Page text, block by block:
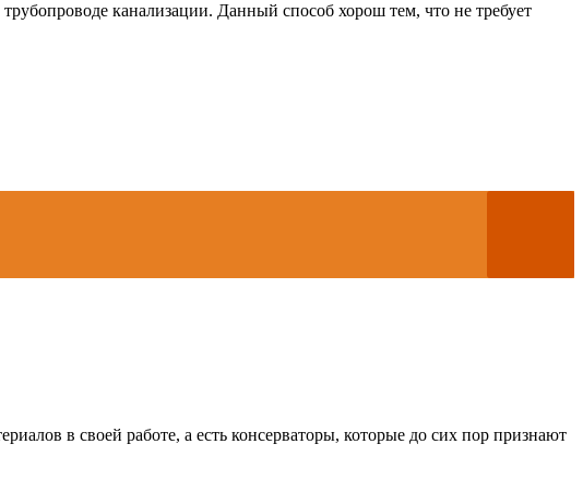
канализации. Данный способ хорош тем, что не требует
в своей работе, а есть консерваторы, которые до сих пор признают